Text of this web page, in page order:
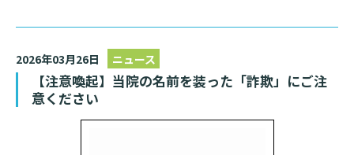
2026年03月26日 ニュース
【注意喚起】当院の名前を装った「詐欺」にご注
意ください